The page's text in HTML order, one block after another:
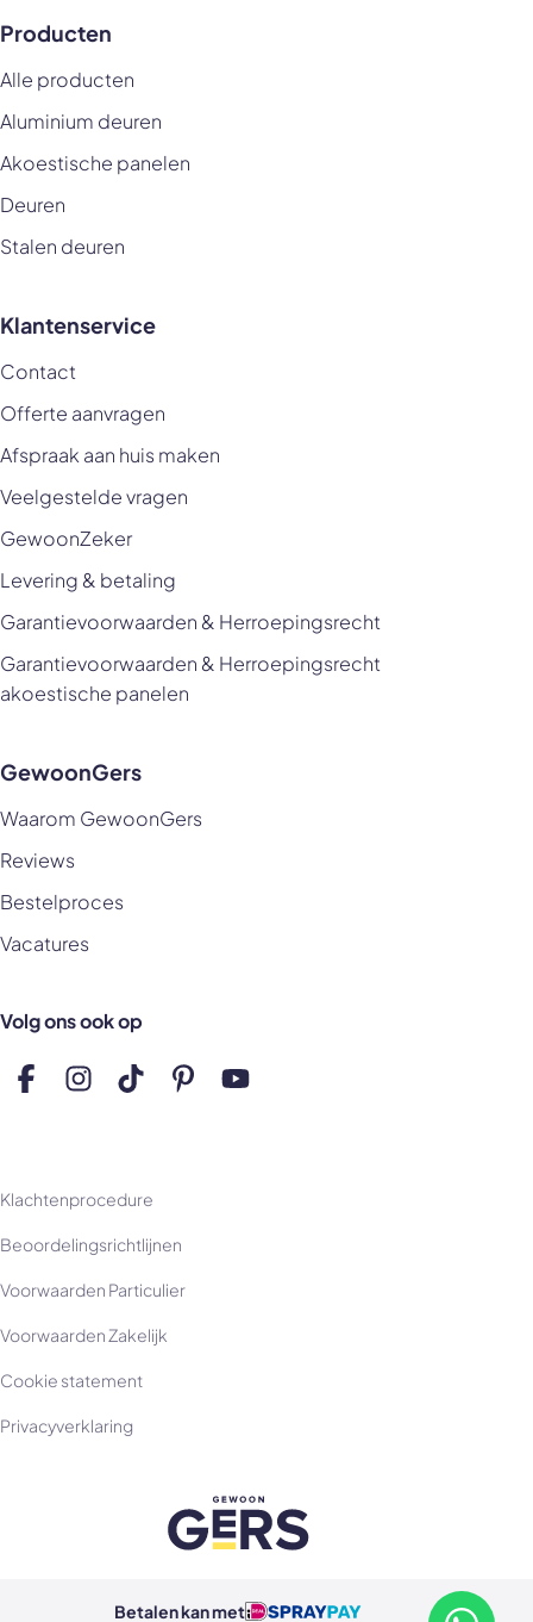
Producten
Alle producten
Aluminium deuren
Akoestische panelen
Deuren
Stalen deuren
Klantenservice
Contact
Offerte aanvragen
Afspraak aan huis maken
Veelgestelde vragen
GewoonZeker
Levering & betaling
Garantievoorwaarden & Herroepingsrecht
Garantievoorwaarden & Herroepingsrecht
akoestische panelen
GewoonGers
Waarom GewoonGers
Reviews
Bestelproces
Vacatures
Volg ons ook op
Volg ons op Facebook
Volg ons op Instagram
Volg ons op TikTok
Volg ons op Pinterest
Volg ons op YouTube
Klachtenprocedure
Beoordelingsrichtlijnen
Voorwaarden Particulier
Voorwaarden Zakelijk
Cookie statement
Privacyverklaring
Betalen kan metBetalen kan met ideal
Betalen kan met spraypay